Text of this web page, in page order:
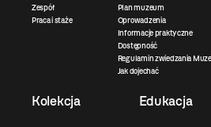
Zespół
Praca i staże
Plan muzeum
Oprowadzenia
Informacje praktyczne
Dostępność
Regulamin zwiedzania
Jak dojechać
Kolekcja Edukacja